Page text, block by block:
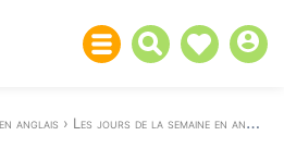
anglais Les jours de la semaine en anglais